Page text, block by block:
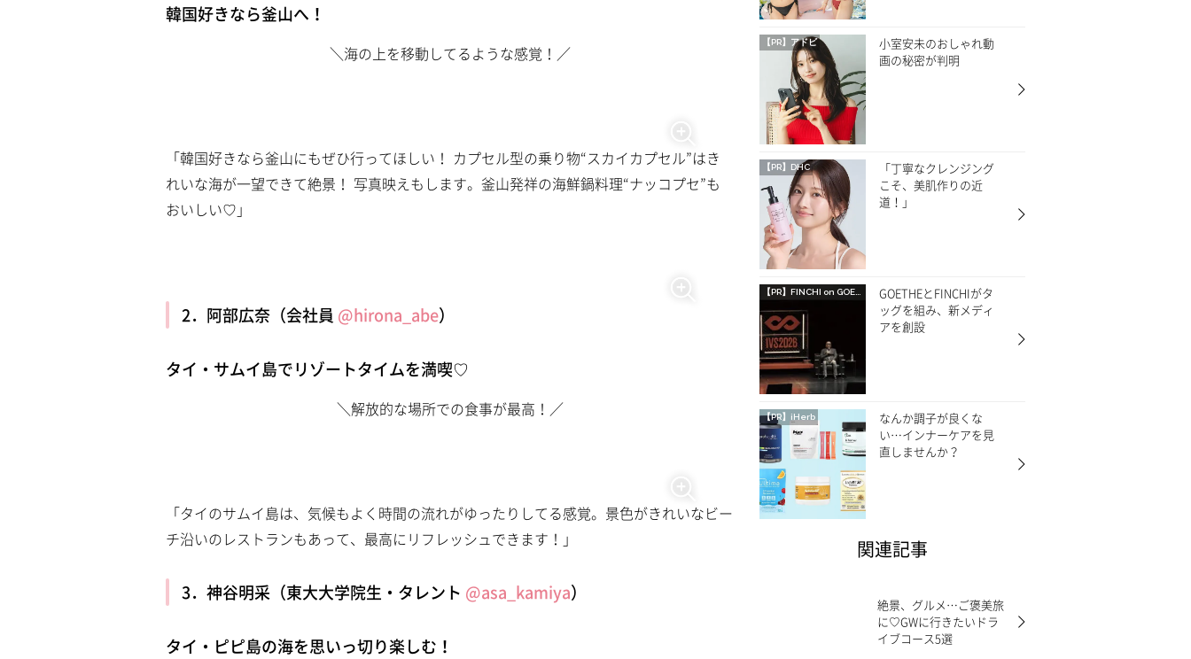
韓国好きなら釜山へ！
＼海の上を移動してるような感覚！／
「韓国好きなら釜山にもぜひ行ってほしい！ カプセル型の乗り物“スカイカプセル”はき
れいな海が一望できて絶景！ 写真映えもします。釜山発祥の海鮮鍋料理“ナッコプセ”も
おいしい♡」
2．阿部広奈（会社員 @hirona_abe）
タイ・サムイ島でリゾートタイムを満喫♡
＼解放的な場所での食事が最高！／
「タイのサムイ島は、気候もよく時間の流れがゆったりしてる感覚。景色がきれいなビー
チ沿いのレストランもあって、最高にリフレッシュできます！」
3．神谷明采（東大大学院生・タレント @asa_kamiya）
タイ・ピピ島の海を思いっ切り楽しむ！
【PR】アドビ
小室安未のおしゃれ動
画の秘密が判明
【PR】DHC
「丁寧なクレンジング
こそ、美肌作りの近
道！」
【PR】 FINCHI on GOETHE
GOETHEとFINCHIがタ
ッグを組み、新メディ
アを創設
【PR】iHerb
なんか調子が良くな
い…インナーケアを見
直しませんか？
関連記事
絶景、グルメ…ご褒美旅
に♡GWに行きたいドラ
イブコース5選